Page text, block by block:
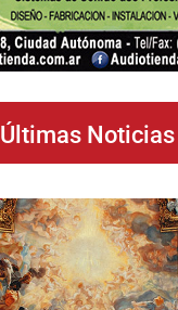
Últimas Noticias